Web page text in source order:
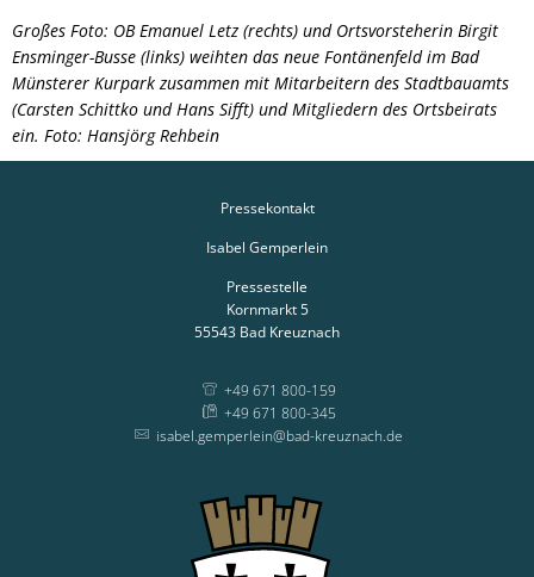
Großes Foto: OB Emanuel Letz (rechts) und Ortsvorsteherin Birgit
Ensminger-Busse (links) weihten das neue Fontänenfeld im Bad
Münsterer Kurpark zusammen mit Mitarbeitern des Stadtbauamts
(Carsten Schittko und Hans Sifft) und Mitgliedern des Ortsbeirats
ein. Foto: Hansjörg Rehbein
Pressekontakt
Isabel Gemperlein
Pressestelle
Kornmarkt 5
55543 Bad Kreuznach
+49 671 800-159
+49 671 800-345
isabel.gemperlein@bad-kreuznach.de